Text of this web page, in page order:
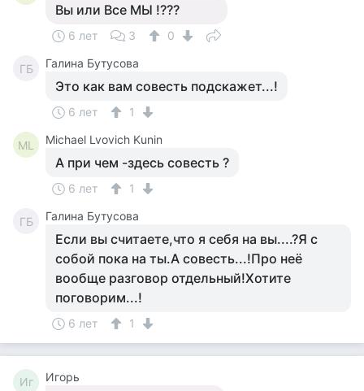
Вы или Все МЫ !???
6 лет 3 0
ГБ Галина Бутусова
Это как вам совесть подскажет...!
6 лет 1
ML Michael Lvovich Kunin
А при чем -здесь совесть ?
6 лет 1
ГБ Галина Бутусова
Если вы считаете,что я себя на вы....?Я с
собой пока на ты.А совесть...!Про неё
вообще разговор отдельный!Хотите
поговорим...!
6 лет 1
Иг Игорь